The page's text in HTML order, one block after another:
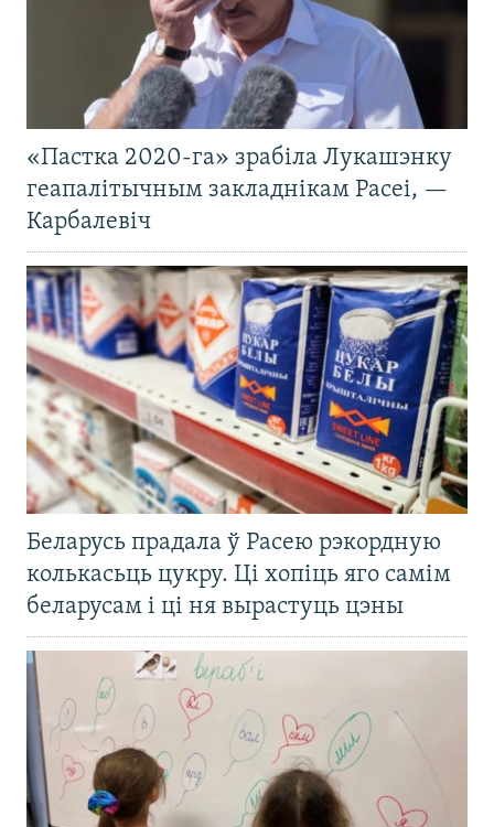
«Пастка 2020-га» зрабіла Лукашэнку
геапалітычным закладнікам Расеі, —
Карбалевіч
Беларусь прадала ў Расею рэкордную
колькасьць цукру. Ці хопіць яго самім
беларусам і ці ня вырастуць цэны